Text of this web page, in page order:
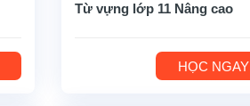
Từ vựng lớp 11 Nâng cao
HỌC NGAY